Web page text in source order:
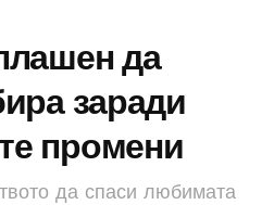
да
заради
промени
да спаси любимата